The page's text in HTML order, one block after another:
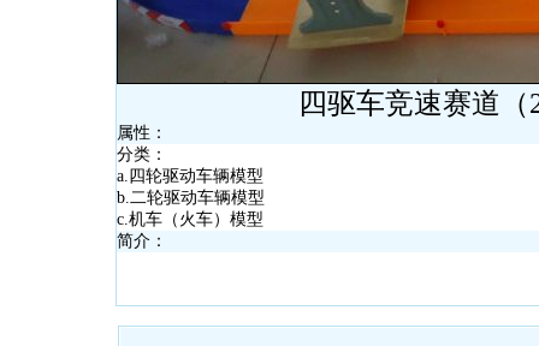
四驱车竞速赛道
属性：
分类：
a.四轮驱动车辆模型
b.二轮驱动车辆模型
c.机车（火车）模型
简介：